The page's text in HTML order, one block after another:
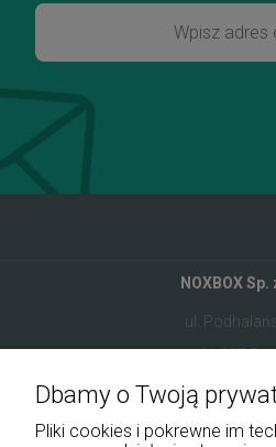
NOXBOX Sp.
ul.
41-907
+48 534
Dbamy o Twoją
Pliki cookies i pokrewne im